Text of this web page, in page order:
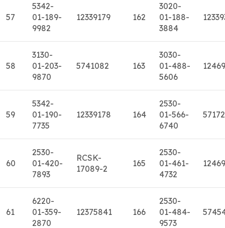
57
5342-
01-189-
9982
12339179 162
3020-
01-188-
3884
58
3130-
01-203-
9870
5741082 163
3030-
01-488-
5606
59
5342-
01-190-
7735
12339178 164
2530-
01-566-
6740
60
2530-
01-420-
7893
RCSK-
17089-2
165
2530-
01-461-
4732
61
6220-
01-359-
2870
12375841 166
2530-
01-484-
9573